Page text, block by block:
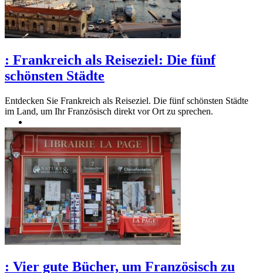
: Frankreich als Reiseziel: Die fünf
schönsten Städte
Entdecken Sie Frankreich als Reiseziel. Die fünf schönsten Städte
im Land, um Ihr Französisch direkt vor Ort zu sprechen.
: Vier gute Bücher, um Französisch zu